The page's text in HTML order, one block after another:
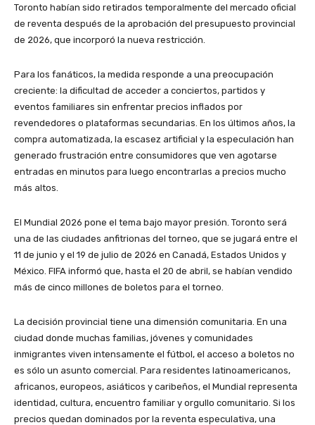
Toronto habían sido retirados temporalmente del mercado oficial
de reventa después de la aprobación del presupuesto provincial
de 2026, que incorporó la nueva restricción.
Para los fanáticos, la medida responde a una preocupación
creciente: la dificultad de acceder a conciertos, partidos y
eventos familiares sin enfrentar precios inflados por
revendedores o plataformas secundarias. En los últimos años, la
compra automatizada, la escasez artificial y la especulación han
generado frustración entre consumidores que ven agotarse
entradas en minutos para luego encontrarlas a precios mucho
más altos.
El Mundial 2026 pone el tema bajo mayor presión. Toronto será
una de las ciudades anfitrionas del torneo, que se jugará entre el
11 de junio y el 19 de julio de 2026 en Canadá, Estados Unidos y
México. FIFA informó que, hasta el 20 de abril, se habían vendido
más de cinco millones de boletos para el torneo.
La decisión provincial tiene una dimensión comunitaria. En una
ciudad donde muchas familias, jóvenes y comunidades
inmigrantes viven intensamente el fútbol, el acceso a boletos no
es sólo un asunto comercial. Para residentes latinoamericanos,
africanos, europeos, asiáticos y caribeños, el Mundial representa
identidad, cultura, encuentro familiar y orgullo comunitario. Si los
precios quedan dominados por la reventa especulativa, una